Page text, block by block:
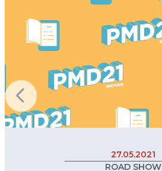
27.05.2021
ROAD SHOW